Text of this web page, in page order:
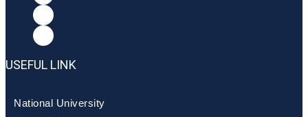
USEFUL LINK
National University